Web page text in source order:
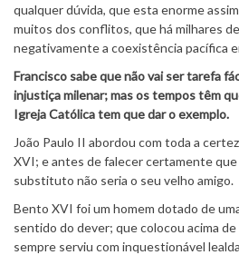
qualquer dúvida, que esta enorme
muitos dos conflitos, que há milhares
negativamente a coexistência pacífica
Francisco sabe que não vai ser tarefa
injustiça milenar; mas os tempos têm
Igreja Católica tem que dar o exemplo.
João Paulo II abordou com toda a
XVI; e antes de falecer certamente que
substituto não seria o seu velho amigo.
Bento XVI foi um homem dotado de
sentido do dever; que colocou acima
sempre serviu com inquestionável